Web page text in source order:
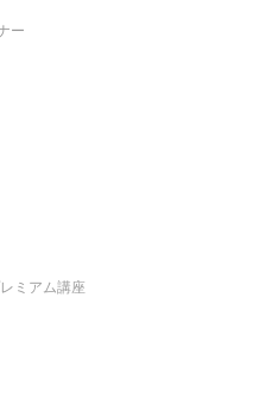
ー
ミアム講座